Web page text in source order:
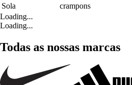
Sola
crampons
Loading...
Loading...
Todas as nossas marcas